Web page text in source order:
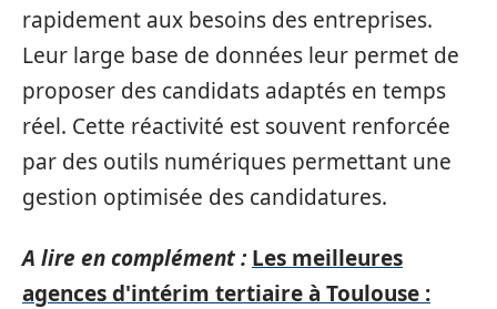
rapidement aux besoins des entreprises.
Leur large base de données leur permet de
proposer des candidats adaptés en temps
réel. Cette réactivité est souvent renforcée
par des outils numériques permettant une
gestion optimisée des candidatures.
A lire en complément : Les meilleures
agences d'intérim tertiaire à Toulouse :